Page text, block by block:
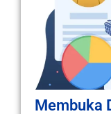
Membuka